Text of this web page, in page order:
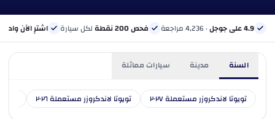
4.9 على جوجل · 4,236 مراجعة فحص 200 نقطة لكل سيارة اشترِ الآن
السنة مدينة سيارات مماثلة
تويوتا لاندكروزر مستعملة ٢٠٢٧ تويوتا لاندكروزر مستعملة ٢٠٢٦